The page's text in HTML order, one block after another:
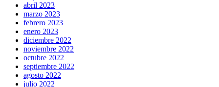
abril 2023
marzo 2023
febrero 2023
enero 2023
diciembre 2022
noviembre 2022
octubre 2022
septiembre 2022
agosto 2022
julio 2022